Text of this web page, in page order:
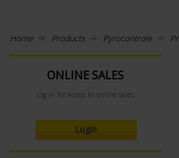
Home Products Pyrocontrole
ONLINE SALES
Log in for access to online sales.
Login